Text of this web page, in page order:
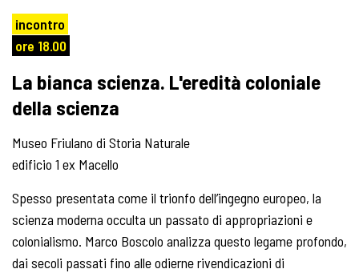
incontro
ore 18.00
La bianca scienza. L'eredità coloniale
della scienza
Museo Friulano di Storia Naturale
edificio 1 ex Macello
Spesso presentata come il trionfo dell’ingegno europeo, la
scienza moderna occulta un passato di appropriazioni e
colonialismo. Marco Boscolo analizza questo legame profondo,
dai secoli passati fino alle odierne rivendicazioni di